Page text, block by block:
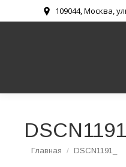
109044, Москва,
Вы здесь:
Главная DSCN1191_